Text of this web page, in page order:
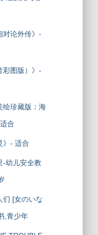
对论外传》-
彩图版）》-
绘珍藏版：海
合
》- 适合
-幼儿安全教
们 [女のいな
,青少年